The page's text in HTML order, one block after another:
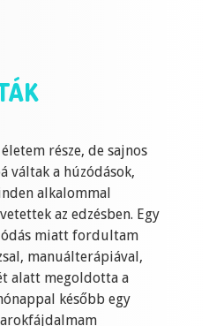
része, de sajnos
váltak a húzódások,
alkalommal
az edzésben. Egy
miatt fordultam
manuálterápiával,
alatt megoldotta a
később egy